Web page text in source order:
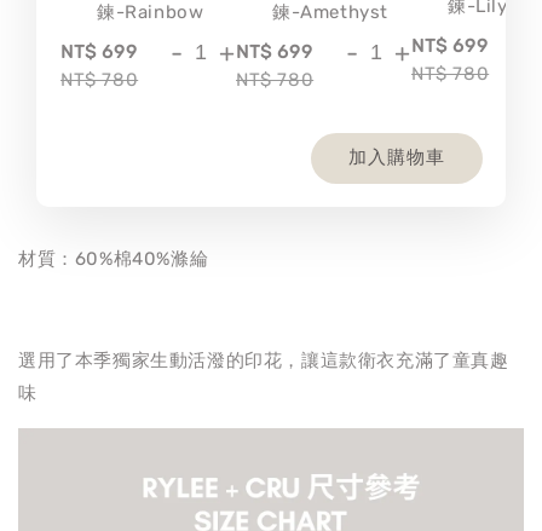
鍊-Rainbow
NT$ 699
NT$ 780
- +
鍊-Amethyst
NT$ 699
NT$ 780
- +
鍊-Lily
NT$ 699
NT$ 780
加入購物車
材質：60%棉40%滌綸
選用了本季獨家生動活潑的印花，讓這款衛衣充滿了童真趣
味